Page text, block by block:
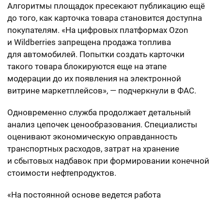
Алгоритмы площадок пресекают публикацию ещё
до того, как карточка товара становится доступна
покупателям. «На цифровых платформах Ozon
и Wildberries запрещена продажа топлива
для автомобилей. Попытки создать карточки
такого товара блокируются еще на этапе
модерации до их появления на электронной
витрине маркетплейсов», — подчеркнули в ФАС.
Одновременно служба продолжает детальный
анализ цепочек ценообразования. Специалисты
оценивают экономическую оправданность
транспортных расходов, затрат на хранение
и сбытовых надбавок при формировании конечной
стоимости нефтепродуктов.
«На постоянной основе ведется работа